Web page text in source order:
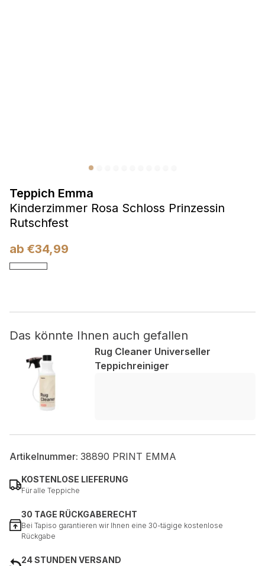
Teppich Emma
Kinderzimmer Rosa Schloss Prinzessin
Rutschfest
ab €34,99
Das könnte Ihnen auch gefallen
Rug Cleaner Universeller
Teppichreiniger
Artikelnummer: 38890 PRINT EMMA
KOSTENLOSE LIEFERUNG
Für alle Teppiche
30 TAGE RÜCKGABERECHT
Bei Tapiso garantieren wir Ihnen eine 30-tägige kostenlose
Rückgabe
24 STUNDEN VERSAND
Marketing
Marketing-Cookies werden verwendet, um Benutzer über
Websites hinweg zu verfolgen. Das Ziel ist es, Anzeigen
ansprechend sind und somit wertvoller für Herausgeber und
Werbetreibende Dritter sind.
analysiert werden und noch keiner Kategorie zugeordnet